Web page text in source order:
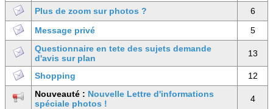
Plus de zoom sur photos ?
6
Message privé
5
Questionnaire en tete des sujets demande
d'avis sur plan
13
Shopping
12
Nouveauté : Nouvelle Lettre d'informations
spéciale photos !
4